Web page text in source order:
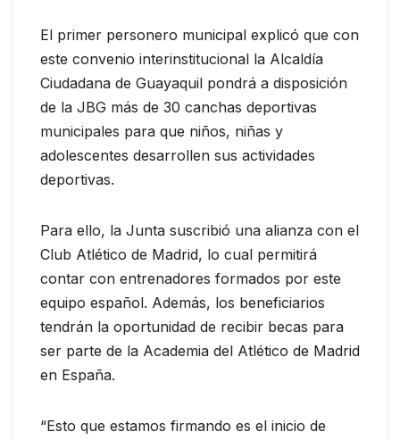
El primer personero municipal explicó que con
este convenio interinstitucional la Alcaldía
Ciudadana de Guayaquil pondrá a disposición
de la JBG más de 30 canchas deportivas
municipales para que niños, niñas y
adolescentes desarrollen sus actividades
deportivas.
Para ello, la Junta suscribió una alianza con el
Club Atlético de Madrid, lo cual permitirá
contar con entrenadores formados por este
equipo español. Además, los beneficiarios
tendrán la oportunidad de recibir becas para
ser parte de la Academia del Atlético de Madrid
en España.
“Esto que estamos firmando es el inicio de